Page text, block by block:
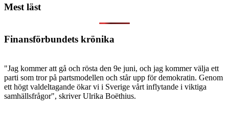
Mest läst
Finansförbundets krönika
"Jag kommer att gå och rösta den 9e juni, och jag kommer välja ett
parti som tror på partsmodellen och står upp för demokratin. Genom
ett högt valdeltagande ökar vi i Sverige vårt inflytande i viktiga
samhällsfrågor", skriver Ulrika Boëthius.